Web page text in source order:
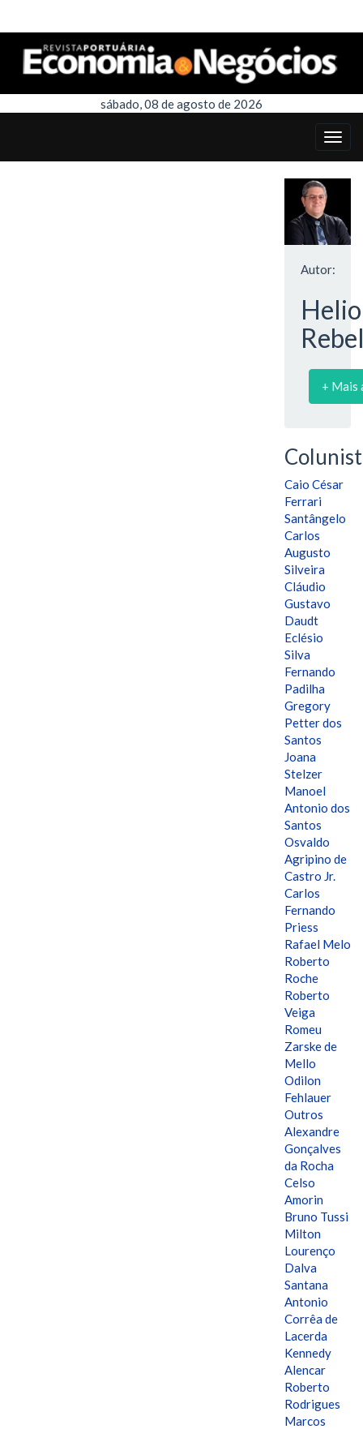
sábado, 08 de agosto de 2026
Autor:
Helio
+ Mais
Caio César
Ferrari
Santângelo
Carlos
Augusto
Silveira
Cláudio
Gustavo
Daudt
Eclésio
Silva
Fernando
Padilha
Gregory
Petter dos
Santos
Joana
Stelzer
Manoel
Antonio dos
Santos
Osvaldo
Agripino de
Castro Jr.
Carlos
Fernando
Priess
Rafael Melo
Roberto
Roche
Roberto
Veiga
Romeu
Zarske de
Mello
Odilon
Fehlauer
Outros
Alexandre
Gonçalves
da Rocha
Celso
Amorin
Bruno Tussi
Milton
Lourenço
Dalva
Santana
Antonio
Corrêa de
Lacerda
Kennedy
Alencar
Roberto
Rodrigues
Marcos